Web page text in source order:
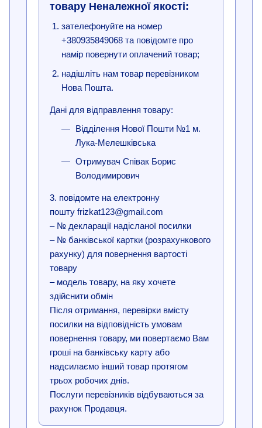
товару Неналежної якості:
зателефонуйте на номер
+380935849068 та повідомте про
намір повернути оплачений товар;
надішліть нам товар перевізником
Нова Пошта.
Дані для відправлення товару:
Відділення Нової Пошти №1 м.
Лука-Мелешківська
Отримувач Співак Борис
Володимирович
3. повідомте на електронну
пошту frizkat123@gmail.com
– № декларації надісланої посилки
– № банківської картки (розрахункового
рахунку) для повернення вартості
товару
– модель товару, на яку хочете
здійснити обмін
Після отримання, перевірки вмісту
посилки на відповідність умовам
повернення товару, ми повертаємо Вам
гроші на банківську карту або
надсилаємо інший товар протягом
трьох робочих днів.
Послуги перевізників відбуваються за
рахунок Продавця.